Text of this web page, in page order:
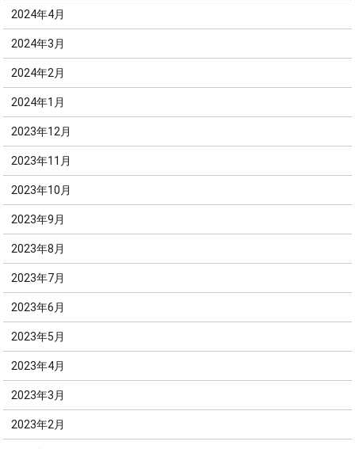
2024年4月
2024年3月
2024年2月
2024年1月
2023年12月
2023年11月
2023年10月
2023年9月
2023年8月
2023年7月
2023年6月
2023年5月
2023年4月
2023年3月
2023年2月